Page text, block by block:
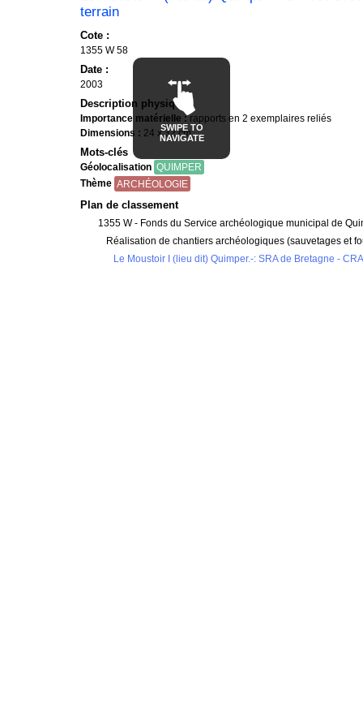
terrain
Cote :
1355 W 58
Date :
2003
Description physique :
Importance matérielle :rapports en 2 exemplaires reliés
Dimensions : 24 x 32 cm
Mots-clés
Géolocalisation QUIMPER
Thème ARCHÉOLOGIE
Plan de classement
1355 W - Fonds du Service archéologique municipal de
Réalisation de chantiers archéologiques (sauvetages et
Le Moustoir I (lieu dit) Quimper.-: SRA de Bretagne -
SWIPE TO
NAVIGATE